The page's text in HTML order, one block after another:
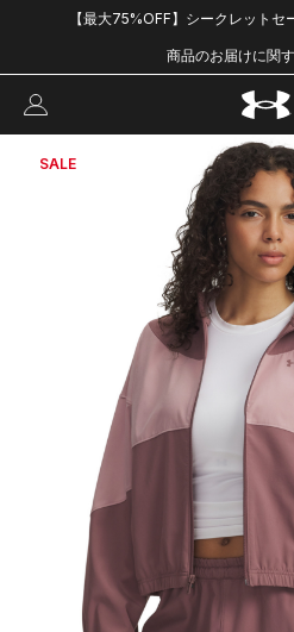
【最大75%OFF】シークレットセ
商品のお届けに関
SALE